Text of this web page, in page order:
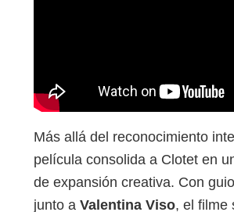
Más allá del reconocimiento
película consolida a Clotet en
de expansión creativa. Con
junto a Valentina Viso, el filme